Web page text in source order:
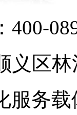
400-
义区
服务